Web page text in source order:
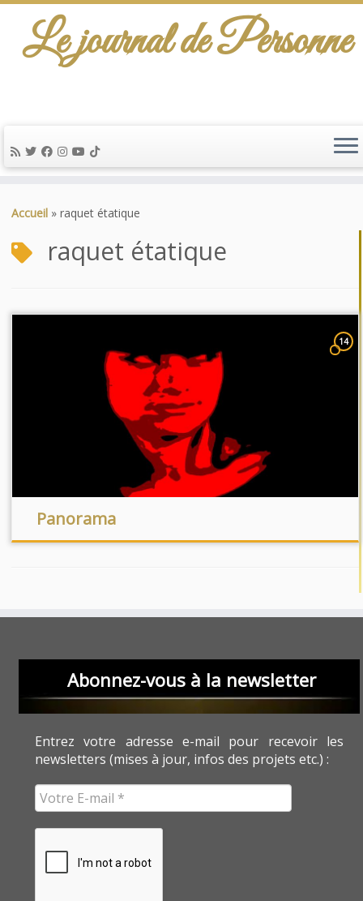
au
Le journal de Personne
Accueil » raquet étatique
raquet étatique
14
Panorama
Abonnez-vous à la newsletter
Entrez votre adresse e-mail pour recevoir les
newsletters (mises à jour, infos des projets etc.) :